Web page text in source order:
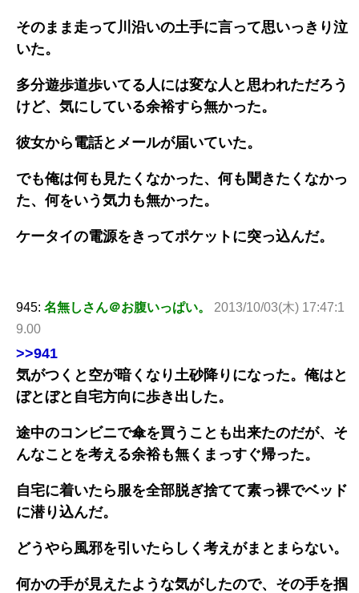
そのまま走って川沿いの土手に言って思いっきり泣
いた。
多分遊歩道歩いてる人には変な人と思われただろう
けど、気にしている余裕すら無かった。
彼女から電話とメールが届いていた。
でも俺は何も見たくなかった、何も聞きたくなかっ
た、何をいう気力も無かった。
ケータイの電源をきってポケットに突っ込んだ。
945: 名無しさん＠お腹いっぱい。
2013/10/03(木) 17:47:1
9.00
>>941
気がつくと空が暗くなり土砂降りになった。俺はと
ぼとぼと自宅方向に歩き出した。
途中のコンビニで傘を買うことも出来たのだが、そ
んなことを考える余裕も無くまっすぐ帰った。
自宅に着いたら服を全部脱ぎ捨てて素っ裸でベッド
に潜り込んだ。
どうやら風邪を引いたらしく考えがまとまらない。
何かの手が見えたような気がしたので、その手を掴